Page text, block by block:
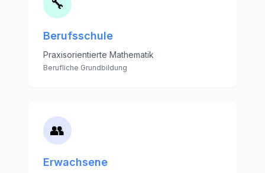
🔧
Berufsschule
Praxisorientierte Mathematik
Berufliche Grundbildung
👥
Erwachsene